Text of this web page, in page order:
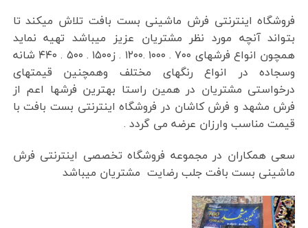
فروشگاه اینترنتی فرش ماشینی بست بافت تلاش میکند تا
بتواند آنچه مورد نظر مشتریان عزیز میباشد تهیه نماید
همچون انواع فرشهای ۷۰۰ . ۱۰۰۰ .۱۲۰۰ . ز۱۵۰۰ . ۵۰۰ . ۴۴۰ شانه
وسجاده در انواع رنگهای مختلف وهمچنین قیمتهای
درخواستی مشتریان در همین راستا بهترین فرشها اعم از
فرش مشهد و فرش کاشان در فروشگاه اینترنتی بست بافت با
قیمت مناسب وارزان عرضه می گردد .
سعی همکاران در مجموعه فروشگاه تخصصی اینترنتی فرش
ماشینی بست بافت جلب رضایت مشتریان میباشد